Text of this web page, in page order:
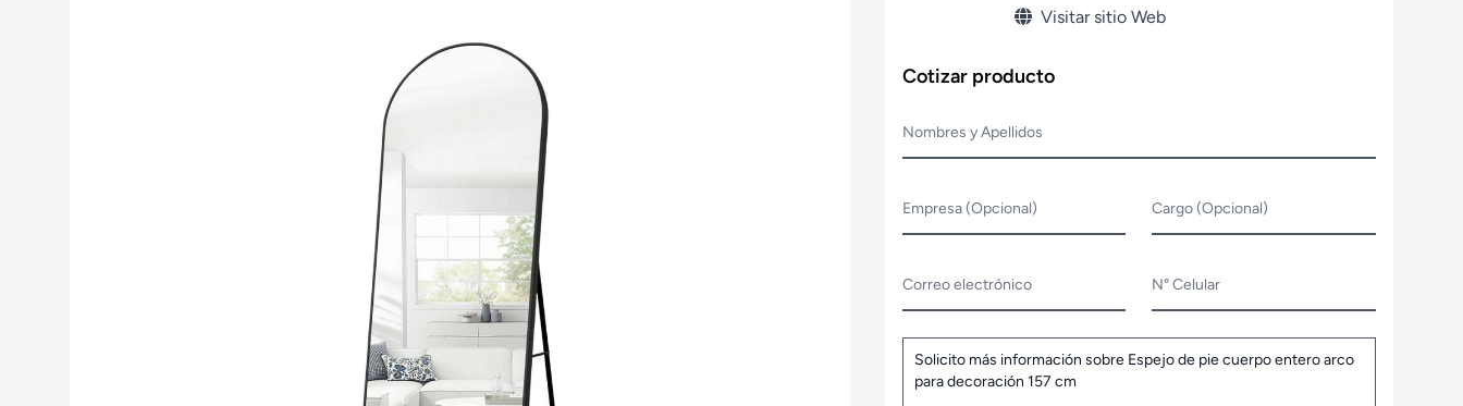
Visitar sitio Web
Cotizar producto
Nombres y Apellidos
Empresa (Opcional) Cargo (Opcional)
Correo electrónico N° Celular